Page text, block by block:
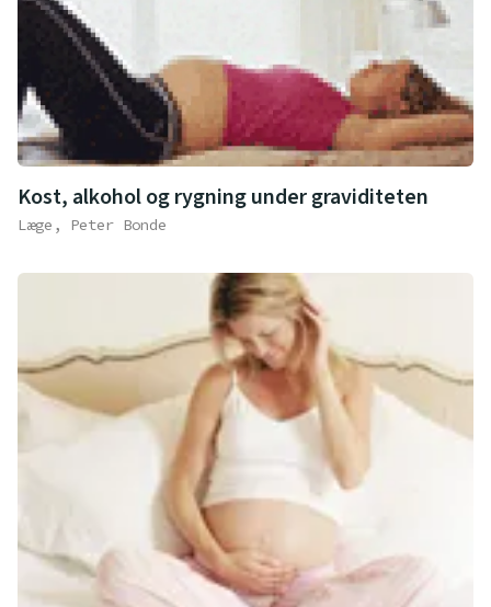
Kost, alkohol og rygning under graviditeten
Læge, Peter Bonde